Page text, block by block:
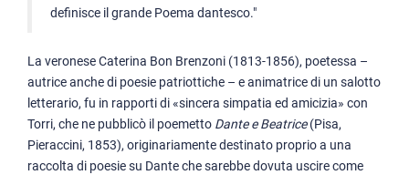
definisce il grande Poema dantesco."
La veronese Caterina Bon Brenzoni (1813-1856), poetessa –
autrice anche di poesie patriottiche – e animatrice di un salotto
letterario, fu in rapporti di «sincera simpatia ed amicizia» con
Torri, che ne pubblicò il poemetto Dante e Beatrice(Pisa,
Pieraccini, 1853), originariamente destinato proprio a una
raccolta di poesie su Dante che sarebbe dovuta uscire come